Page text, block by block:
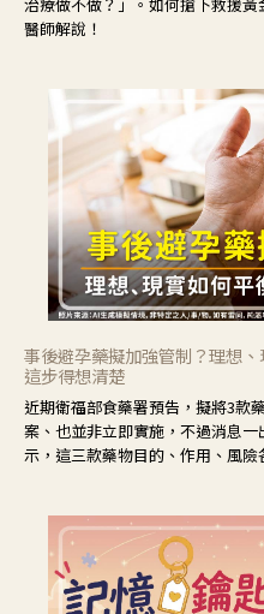
醫師解說！
事後避孕藥擬加強管制？理想
這步得想清楚
近期衛福部食藥署預告，擬將3款
案、也並非立即實施，不過消息
示，這三款藥物目的、作用、風